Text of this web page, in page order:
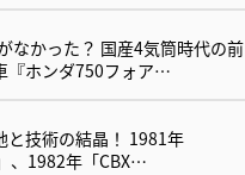
なかった？ 国産4気筒時代の前
ホンダ750フォア…
と技術の結晶！ 1981年
、1982年「CBX…